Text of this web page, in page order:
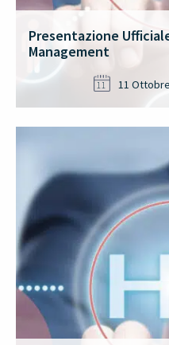
Presentazione
Management
11 11